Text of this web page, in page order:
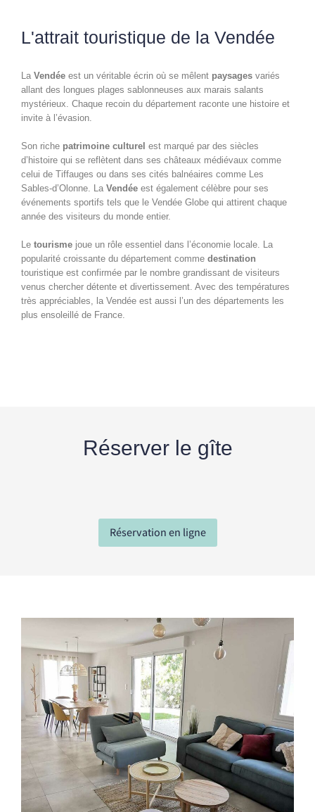
L'attrait touristique de la Vendée
La Vendée est un véritable écrin où se mêlent paysages variés
allant des longues plages sablonneuses aux marais salants
mystérieux. Chaque recoin du département raconte une histoire et
invite à l’évasion.
Son riche patrimoine culturel est marqué par des siècles
d’histoire qui se reflètent dans ses châteaux médiévaux comme
celui de Tiffauges ou dans ses cités balnéaires comme Les
Sables-d’Olonne. La Vendée est également célèbre pour ses
événements sportifs tels que le Vendée Globe qui attirent chaque
année des visiteurs du monde entier.
Le tourisme joue un rôle essentiel dans l’économie locale. La
popularité croissante du département comme destination
touristique est confirmée par le nombre grandissant de visiteurs
venus chercher détente et divertissement. Avec des températures
très appréciables, la Vendée est aussi l’un des départements les
plus ensoleillé de France.
Réserver le gîte
Réservation en ligne